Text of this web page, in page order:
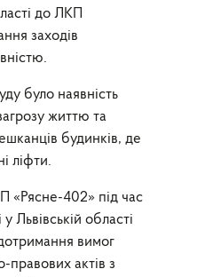
до ЛКП
заходів
було наявність
життю та
будинків, де
ліфти.
«Рясне-402» під час
області
вимог
правових актів з